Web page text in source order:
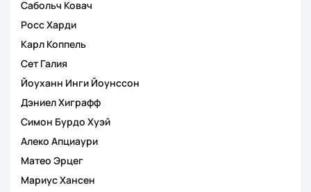
Сабольч Ковач
Росс Харди
Карл Коппель
Сет Галия
Йоуханн Инги Йоунссон
Дэниел Хиграфф
Симон Бурдо Хуэй
Алеко Апциаури
Матео Эрцег
Мариус Хансен